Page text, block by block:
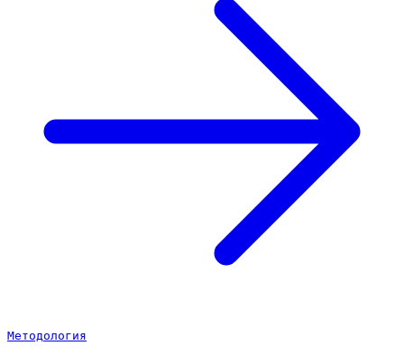
Методология